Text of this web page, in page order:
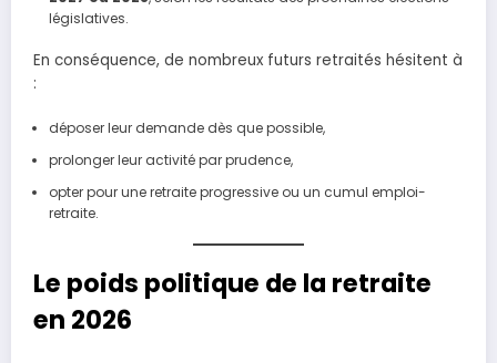
législatives.
En conséquence, de nombreux futurs retraités hésitent à
:
déposer leur demande dès que possible,
prolonger leur activité par prudence,
opter pour une retraite progressive ou un cumul emploi-
retraite.
Le poids politique de la retraite
en 2026